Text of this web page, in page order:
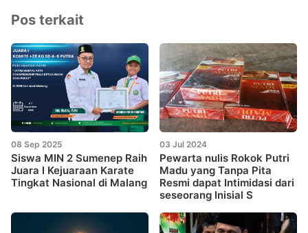
Pos terkait
08 Sep 2025
Siswa MIN 2 Sumenep Raih
Juara I Kejuaraan Karate
Tingkat Nasional di Malang
03 Jul 2024
Pewarta nulis Rokok Putri
Madu yang Tanpa Pita
Resmi dapat Intimidasi dari
seseorang Inisial S